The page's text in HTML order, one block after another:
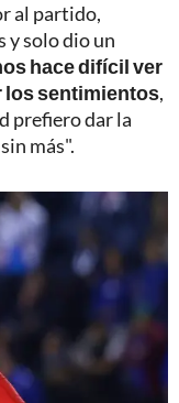
al partido,
y solo dio un
hace difícil ver
los sentimientos,
prefiero dar la
más".